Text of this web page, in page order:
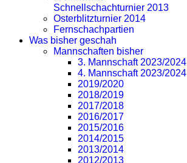
Schnellschachturnier 2013
Osterblitzturnier 2014
Fernschachpartien
Was bisher geschah
Mannschaften bisher
3. Mannschaft 2023/2024
4. Mannschaft 2023/2024
2019/2020
2018/2019
2017/2018
2016/2017
2015/2016
2014/2015
2013/2014
2012/2013